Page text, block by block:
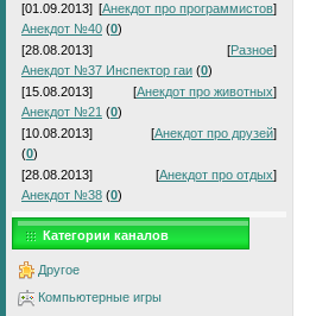
[01.09.2013] [Анекдот про программистов]
Анекдот №40 (0)
[28.08.2013]
[Разное]
Анекдот №37 Инспектор гаи (0)
[15.08.2013]
[Анекдот про животных]
Анекдот №21 (0)
[10.08.2013]
[Анекдот про друзей]
(0)
[28.08.2013]
[Анекдот про отдых]
Анекдот №38 (0)
Категории каналов
Другое
Компьютерные игры